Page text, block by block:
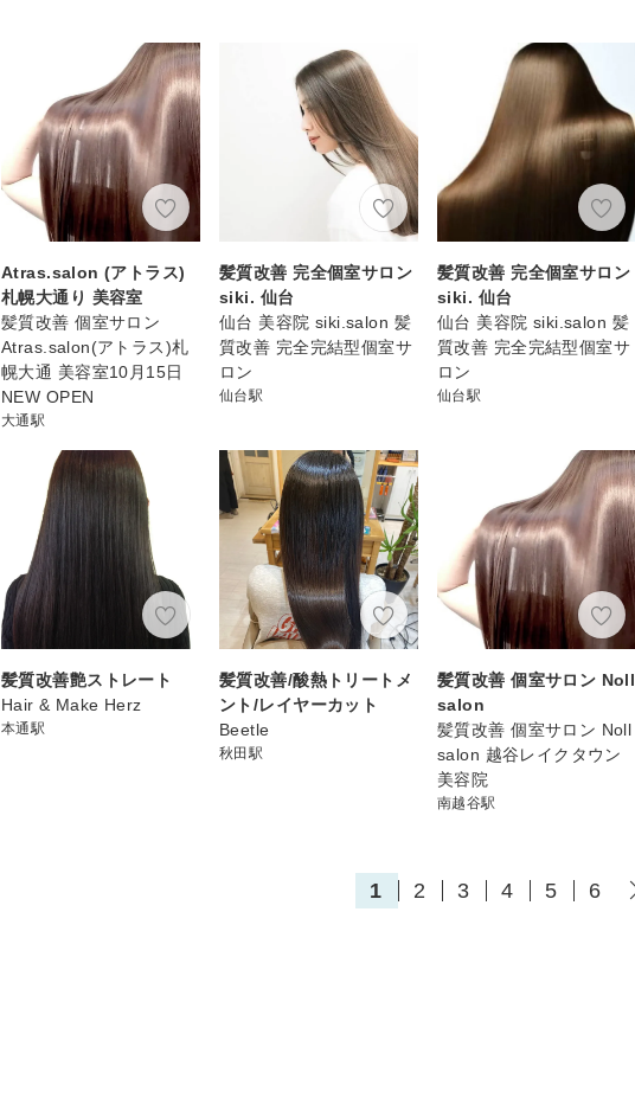
Atras.salon (アトラス)
札幌大通り 美容室
髪質改善 個室サロン
Atras.salon(アトラス)札
幌大通 美容室10月15日
NEW OPEN
大通駅
髪質改善 完全個室サロン
siki. 仙台
仙台 美容院 siki.salon 髪
質改善 完全完結型個室サ
ロン
仙台駅
髪質改善 完全個室サロン
siki. 仙台
仙台 美容院 siki.salon 髪
質改善 完全完結型個室サ
ロン
仙台駅
髪質改善艶ストレート
Hair & Make Herz
本通駅
髪質改善/酸熱トリートメ
ント/レイヤーカット
Beetle
秋田駅
髪質改善 個室サロン Noll
salon
髪質改善 個室サロン Noll
salon 越谷レイクタウン
美容院
南越谷駅
1 2 3 4 5 6